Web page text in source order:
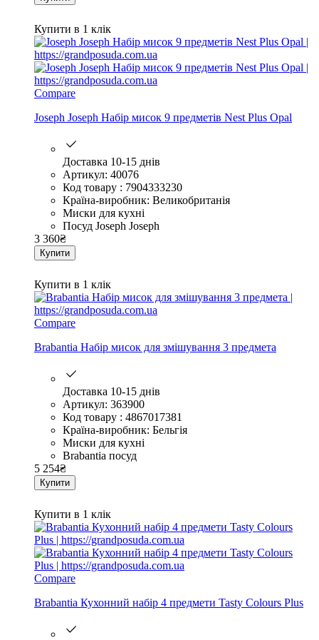
Купити в 1 клік
Compare
Joseph Joseph Набір мисок 9 предметів Nest Plus Opal
Доставка 10-15 днів
Артикул: 40076
Код товару : 7904333230
Країна-виробник: Великобританія
Миски для кухні
Посуд Joseph Joseph
3 360₴
Купити
Купити в 1 клік
Compare
Brabantia Набір мисок для змішування 3 предмета
Доставка 10-15 днів
Артикул: 363900
Код товару : 4867017381
Країна-виробник: Бельгія
Миски для кухні
Brabantia посуд
5 254₴
Купити
Купити в 1 клік
Compare
Brabantia Кухонний набір 4 предмети Tasty Colours Plus